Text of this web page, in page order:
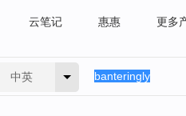
云笔记 惠惠 更多
中英